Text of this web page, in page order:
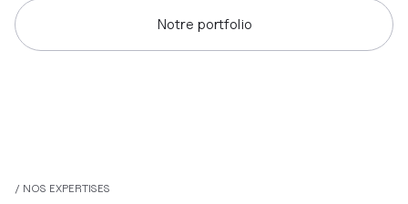
Notre portfolio
/ NOS EXPERTISES